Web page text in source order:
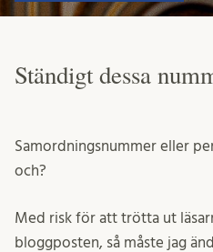
Ständigt dessa
Samordningsnummer eller
och?
Med risk för att trötta ut
bloggposten, så måste jag